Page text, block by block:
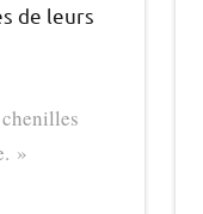
de leurs
»